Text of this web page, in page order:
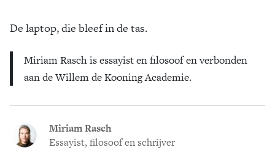
De laptop, die bleef in de tas.
Miriam Rasch is essayist en filosoof en verbonden
aan de Willem de Kooning Academie.
Miriam Rasch
Essayist, filosoof en schrijver